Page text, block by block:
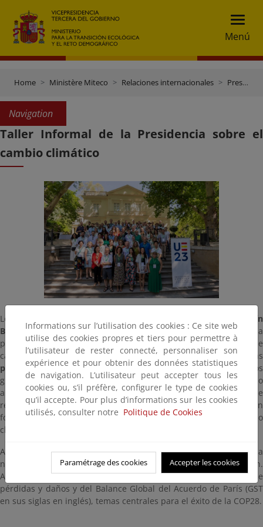
Menú
Home Ministère Miteco Relaciones internacionales Presidencia española del Consejo de la UE (2º semestre 2023)
Navigation
Taller Informal de la Presidencia sobre el
cambio climático
Los
Directores Generales de clima se reunieron en el Jardín
Botánico de Málaga los días 4 y 5 de julio para celebrar la
primera reunión bajo la Presidencia Española en materia de
cambio climático. En este encuentro se presentaron las
principales prioridades de la Presidenciay se debatió sobre los
grandes temas en negociación para conseguir un acuerdo
ambicioso en laCumbre del Clima de Dubai (COP28)
, que
responda a la ciencia y a las necesidades de las personas, con un
foco especial en los más vulnerables a los impactos del cambio
climático.
A continuación, se discutió en detalle sobre los tres pilares de la
negociación climática: mitigación, adaptación y financiación.
Además, se debatió en sesiones plenarias sobre los temas de
pérdidas y daños y del Balance Global del Acuerdo de París (GST
en sus siglas en inglés), temas centrales para el éxito de la COP28.
Informations sur l’utilisation des cookies : Ce site web
utilise des cookies propres et tiers pour permettre à
l’utilisateur de rester connecté, personnaliser son
expérience et pour obtenir des données statistiques
de navigation. L’utilisateur peut accepter tous les
cookies ou, s’il préfère, configurer le type de cookies
qu’il accepte. Pour plus d’informations sur les cookies
utilisés, consulter notre Politique de Cookies
Paramétrage des cookies Accepter les cookies